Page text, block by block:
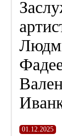
01.12.2025